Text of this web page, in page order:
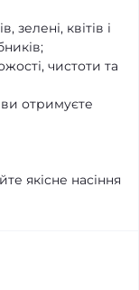
квітів і
чистоти та
отримуєте
якісне насіння